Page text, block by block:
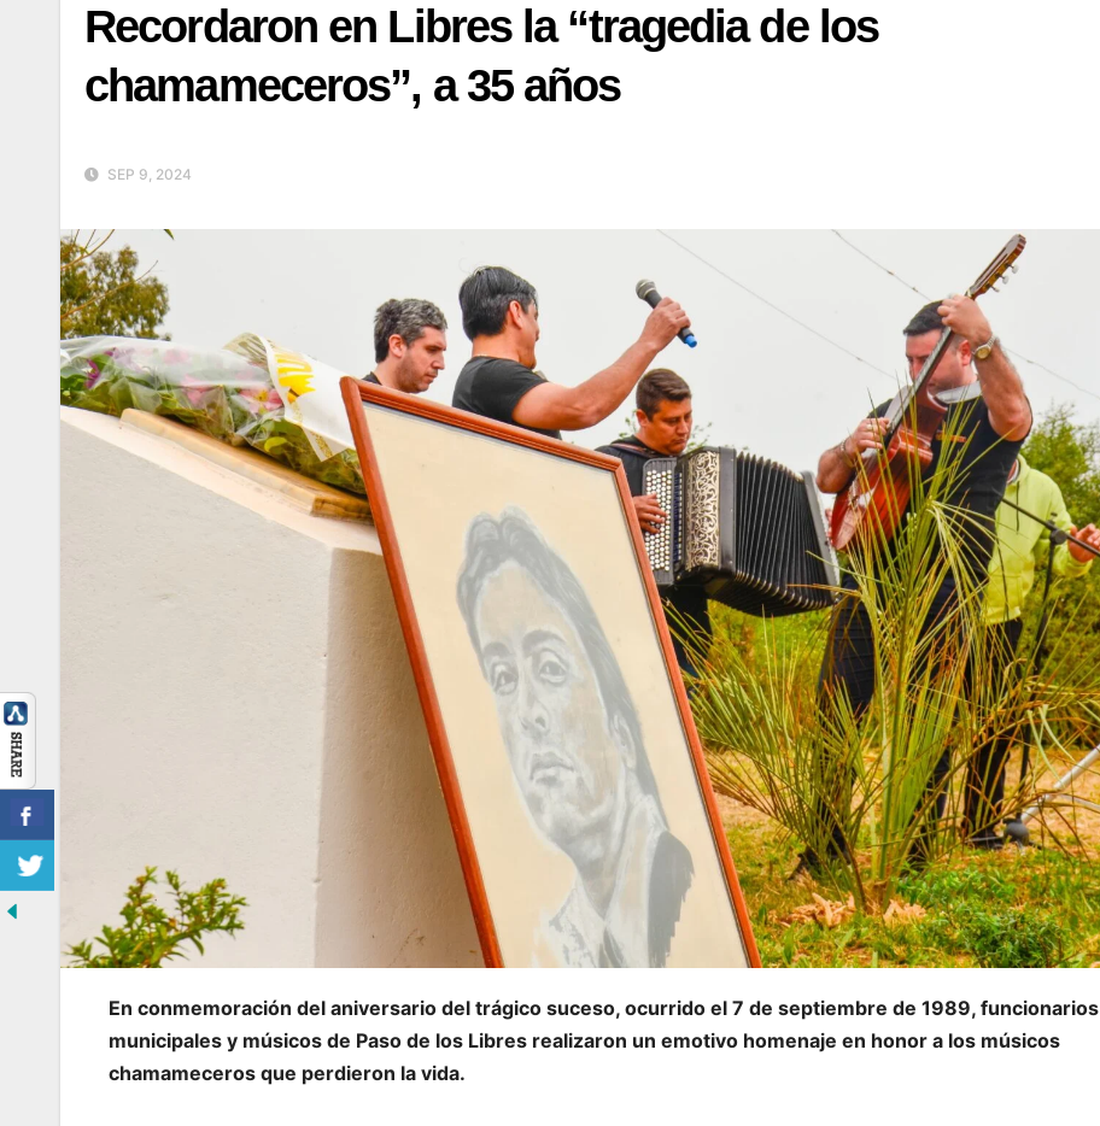
Recordaron en Libres la “tragedia de los
chamameceros”, a 35 años
SEP 9, 2024
En conmemoración del aniversario del trágico suceso, ocurrido el 7 de septiembre de 1989, funcionarios
municipales y músicos de Paso de los Libres realizaron un emotivo homenaje en honor a los músicos
chamameceros que perdieron la vida.